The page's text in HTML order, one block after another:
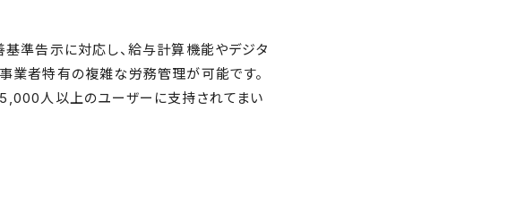
基準告⽰に対応し、給与計算機能やデジタ
業者特有の複雑な労務管理が可能です。
⼈以上のユーザーに⽀持されてまい